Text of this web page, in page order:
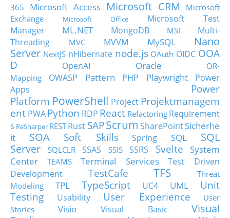
365
Microsoft Access Microsoft CRM
Microsoft
Exchange
Microsoft Office
Microsoft Test
Manager
ML.NET MongoDB MSI
Multi-
Threading
MVC MVVM MySQL
Nano
Server NextJS nHibernate node.js OAuth OIDC OOA
D
OpenAI Oracle
OR-
Mapping
OWASP Pattern PHP Playwright
Power
Apps
Power
Platform PowerShell Project Projektmanagem
ent PWA Python RDP React Refactoring Requirement
s ReSharper RESTRust SAPScrum SharePointSicherhe
it
SOA Soft Skills Spring SQL
SQL
Server
SQLCLR SSAS SSIS SSRS Svelte
System
Center
TEAMS Terminal Services
Test Driven
Development
TestCafe TFS
Threat
Modeling
TPL TypeScript UC4 UML
Unit
Testing
Usability User Experience
User
Stories
Visio Visual Basic
Visual